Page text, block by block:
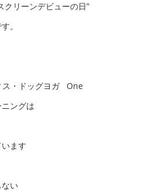
クリーンデビューの日”
。
ス・ドッグヨガ One
ングは
ます
い